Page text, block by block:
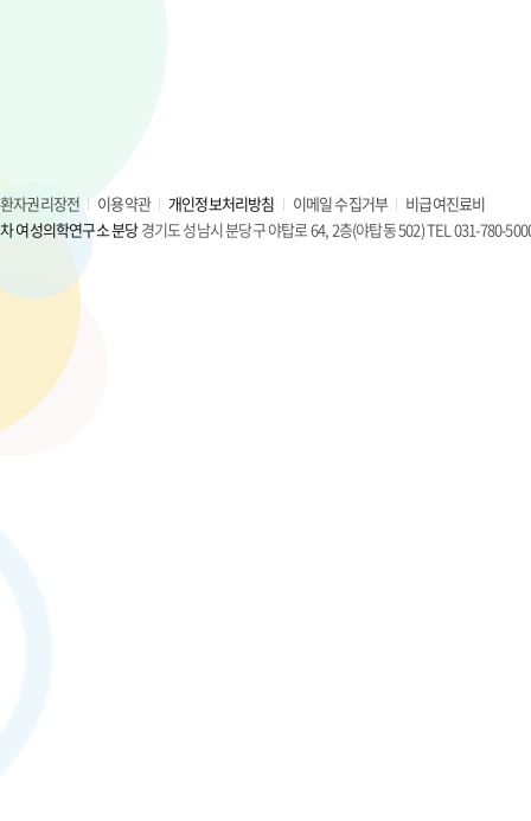
환자권리장전 이용약관 개인정보처리방침 이메일 수집거부
비급여진료비
차 여성의학연구소 분당경기도 성남시 분당구 야탑로 64, 2층(야탑동 502) TEL 031-780-